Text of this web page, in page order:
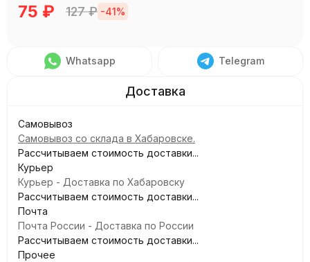
75 ₽ 127₽ -41%
Whatsapp Telegram
Самовывоз
Самовывоз со склада в Хабаровске.
Рассчитываем стоимость доставки...
Курьер
Курьер - Доставка по Хабаровску
Рассчитываем стоимость доставки...
Почта
Почта России - Доставка по России
Рассчитываем стоимость доставки...
Прочее